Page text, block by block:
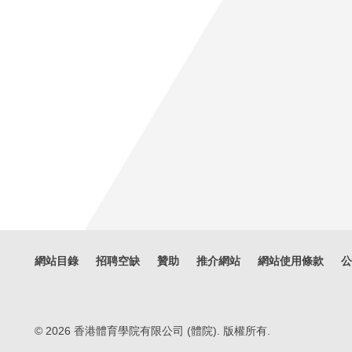
網站目錄 招聘空缺 贊助 推介網站 網站使用條款
© 2026 香港體育學院有限公司 (體院). 版權所有.